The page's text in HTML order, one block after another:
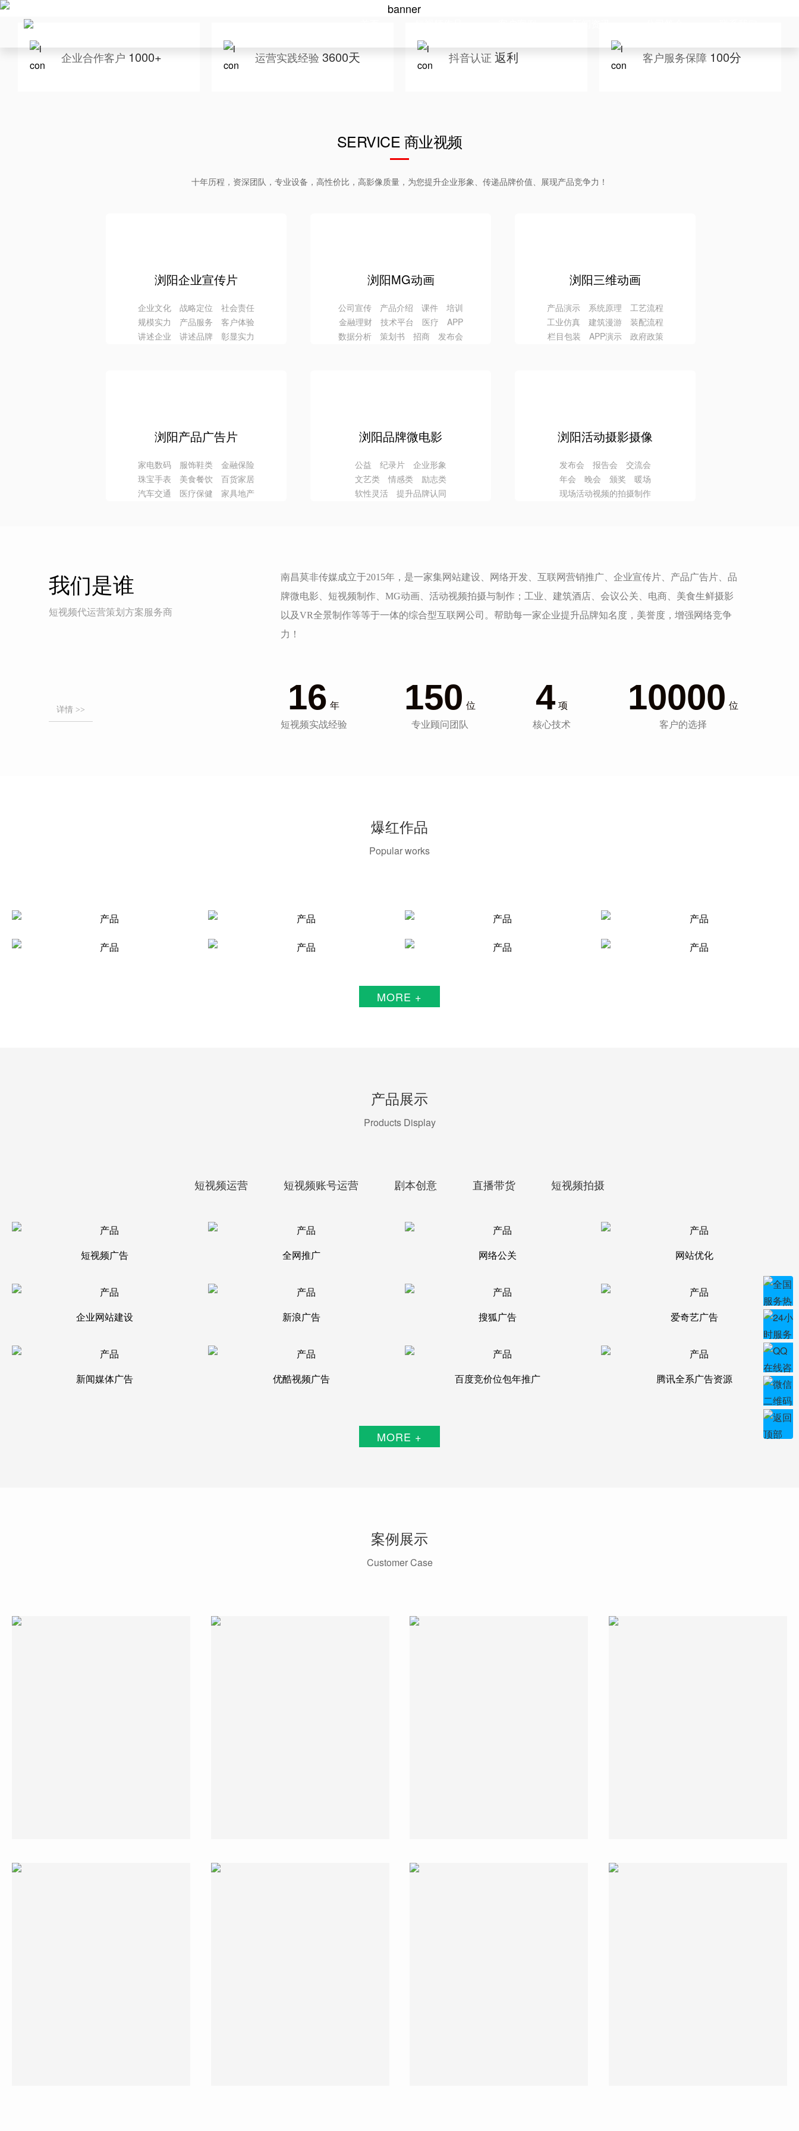
企业合作客户 1000+ 运营实践经验 3600天 抖音认证 返利 客户服务保障 100分
SERVICE 商业视频
十年历程，资深团队，专业设备，高性价比，高影像质量，为您提升企业形象、传递品牌价值、展现产品竞争力！
浏阳企业宣传片
企业文化 战略定位 社会责任
规模实力 产品服务 客户体验
讲述企业 讲述品牌 彰显实力
浏阳MG动画
公司宣传 产品介绍 课件 培训
金融理财 技术平台 医疗 APP
数据分析 策划书 招商 发布会
浏阳三维动画
产品演示 系统原理 工艺流程
工业仿真 建筑漫游 装配流程
栏目包装 APP演示 政府政策
浏阳产品广告片
家电数码 服饰鞋类 金融保险
珠宝手表 美食餐饮 百货家居
汽车交通 医疗保健 家具地产
浏阳品牌微电影
公益 纪录片 企业形象
文艺类 情感类 励志类
软性灵活 提升品牌认同
浏阳活动摄影摄像
发布会 报告会 交流会
年会 晚会 颁奖 暖场
现场活动视频的拍摄制作
我们是谁
短视频代运营策划方案服务商
详情 >>
南昌莫非传媒成立于2015年，是一家集网站建设、网络开发、互联网营销推广、企业宣传片、产品广告片、品
牌微电影、短视频制作、MG动画、活动视频拍摄与制作；工业、建筑酒店、会议公关、电商、美食生鲜摄影
以及VR全景制作等等于一体的综合型互联网公司。帮助每一家企业提升品牌知名度，美誉度，增强网络竞争
力！
16 年
短视频实战经验
150 位
专业顾问团队
4 项
核心技术
10000 位
客户的选择
爆红作品
Popular works
MORE +
产品展示
Products Display
短视频运营 短视频账号运营 剧本创意 直播带货 短视频拍摄
短视频广告 全网推广 网络公关 网站优化
企业网站建设 新浪广告 搜狐广告 爱奇艺广告
新闻媒体广告 优酷视频广告 百度竞价位包年推广 腾讯全系广告资源
MORE +
案例展示
Customer Case